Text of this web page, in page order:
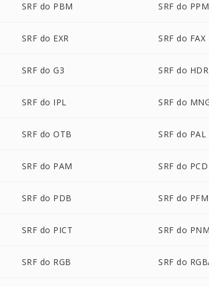
SRF do PBM SRF do PPM
SRF do EXR SRF do FAX
SRF do G3 SRF do HDR
SRF do IPL SRF do
SRF do OTB SRF do PAL
SRF do PAM SRF do PCD
SRF do PDB SRF do PFM
SRF do PICT SRF do PNM
SRF do RGB SRF do